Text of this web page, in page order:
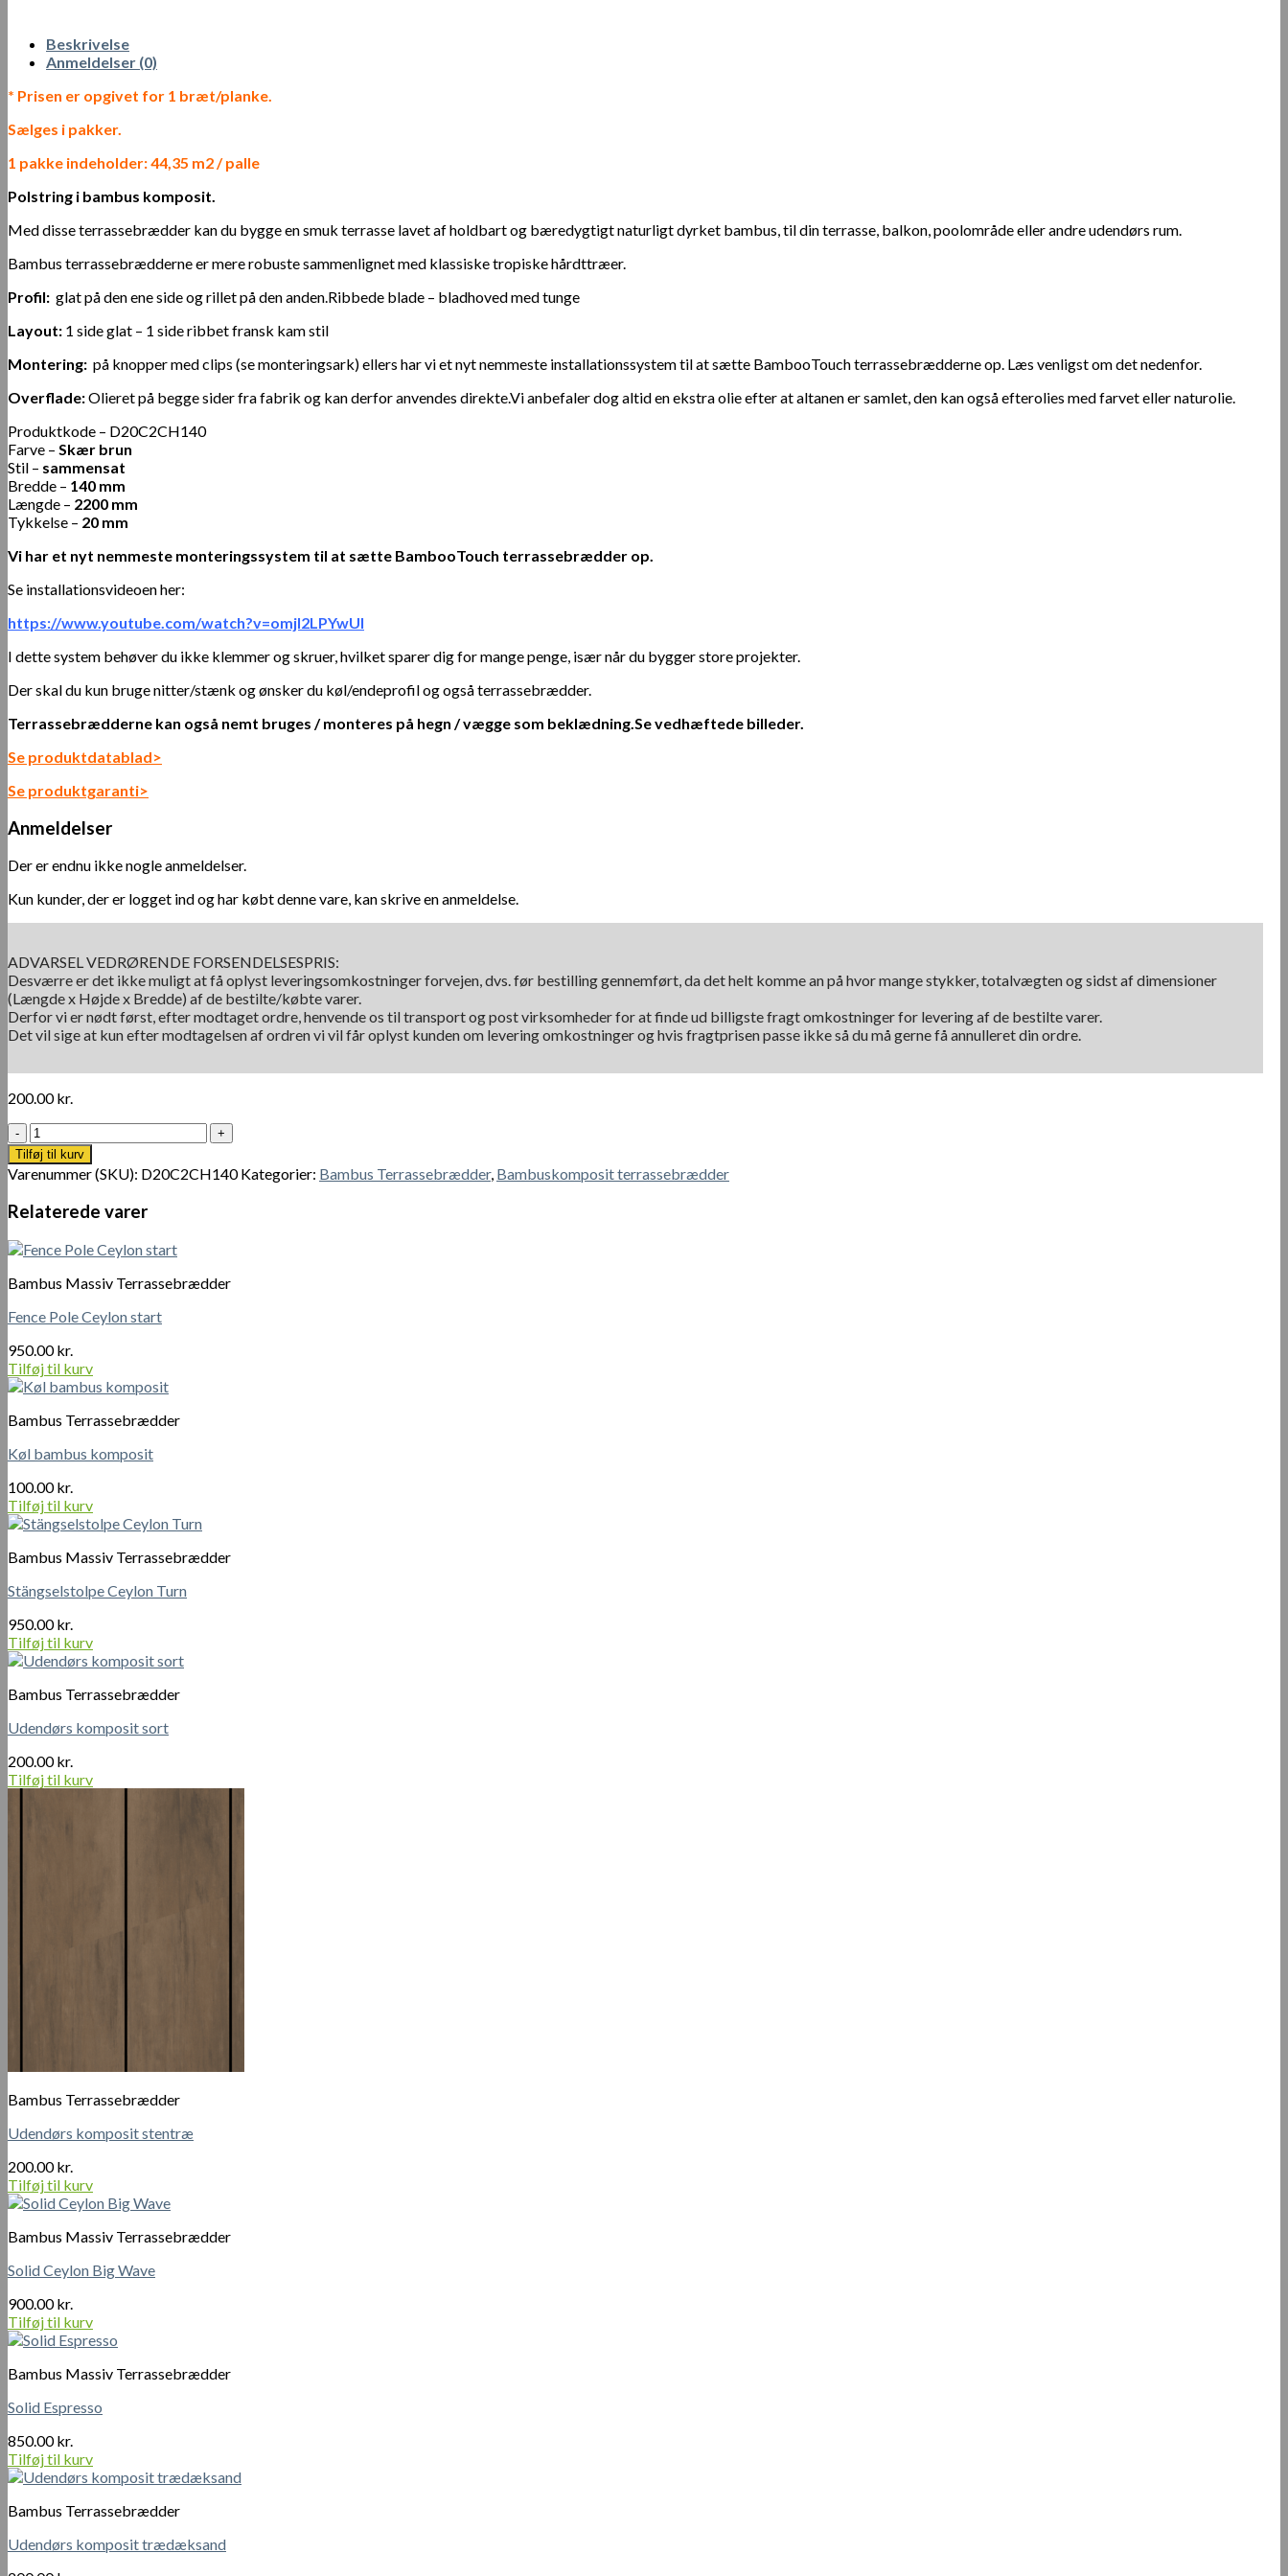
Beskrivelse
Anmeldelser (0)
* Prisen er opgivet for 1 bræt/planke.
Sælges i pakker.
1 pakke indeholder: 44,35 m2 / palle
Polstring i bambus komposit.
Med disse terrassebrædder kan du bygge en smuk terrasse lavet af holdbart og bæredygtigt naturligt dyrket bambus, til din terrasse, balkon, poolområde eller andre udendørs rum.
Bambus terrassebrædderne er mere robuste sammenlignet med klassiske tropiske hårdttræer.
Profil: glat på den ene side og rillet på den anden.Ribbede blade – bladhoved med tunge
Layout: 1 side glat – 1 side ribbet fransk kam stil
Montering: på knopper med clips (se monteringsark) ellers har vi et nyt nemmeste installationssystem til at sætte BambooTouch terrassebrædderne op. Læs venligst om det nedenfor.
Overflade:Olieret på begge sider fra fabrik og kan derfor anvendes direkte.Vi anbefaler dog altid en ekstra olie efter at altanen er samlet, den kan også efterolies med farvet eller naturolie.
Produktkode – D20C2CH140
Farve – Skær brun
Stil – sammensat
Bredde – 140 mm
Længde – 2200 mm
Tykkelse – 20 mm
Vi har et nyt nemmeste monteringssystem til at sætte BambooTouch terrassebrædder op.
Se installationsvideoen her:
https://www.youtube.com/watch?v=omjI2LPYwUI
I dette system behøver du ikke klemmer og skruer, hvilket sparer dig for mange penge, især når du bygger store projekter.
Der skal du kun bruge nitter/stænk og ønsker du køl/endeprofil og også terrassebrædder.
Terrassebrædderne kan også nemt bruges / monteres på hegn / vægge som beklædning.Se vedhæftede billeder.
Se produktdatablad>
Se produktgaranti>
Anmeldelser
Der er endnu ikke nogle anmeldelser.
Kun kunder, der er logget ind og har købt denne vare, kan skrive en anmeldelse.
ADVARSEL VEDRØRENDE FORSENDELSESPRIS:
Desværre er det ikke muligt at få oplyst leveringsomkostninger forvejen, dvs. før bestilling gennemført, da det helt komme an på hvor mange stykker, totalvægten og sidst af dimensioner
(Længde x Højde x Bredde) af de bestilte/købte varer.
Derfor vi er nødt først, efter modtaget ordre, henvende os til transport og post virksomheder for at finde ud billigste fragt omkostninger for levering af de bestilte varer.
Det vil sige at kun efter modtagelsen af ordren vi vil får oplyst kunden om levering omkostninger og hvis fragtprisen passe ikke så du må gerne få annulleret din ordre.
200.00kr.
Udendørs
Composit
Cut
Brun
antal
Tilføj til kurv
Varenummer (SKU): D20C2CH140 Kategorier: Bambus Terrassebrædder, Bambuskomposit terrassebrædder
Relaterede varer
Bambus Massiv Terrassebrædder
Fence Pole Ceylon start
950.00kr.
Tilføj til kurv
Bambus Terrassebrædder
Køl bambus komposit
100.00kr.
Tilføj til kurv
Bambus Massiv Terrassebrædder
Stängselstolpe Ceylon Turn
950.00kr.
Tilføj til kurv
Bambus Terrassebrædder
Udendørs komposit sort
200.00kr.
Tilføj til kurv
Bambus Terrassebrædder
Udendørs komposit stentræ
200.00kr.
Tilføj til kurv
Bambus Massiv Terrassebrædder
Solid Ceylon Big Wave
900.00kr.
Tilføj til kurv
Bambus Massiv Terrassebrædder
Solid Espresso
850.00kr.
Tilføj til kurv
Bambus Terrassebrædder
Udendørs komposit trædæksand